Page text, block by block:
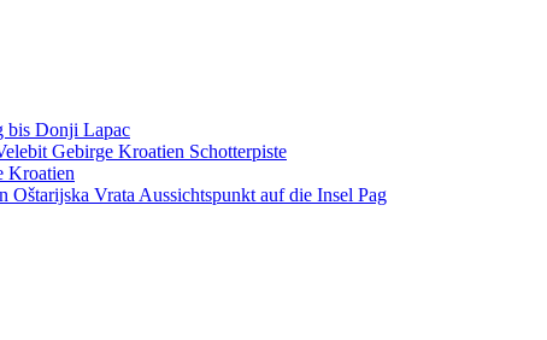
bis Donji Lapac
Gebirge Kroatien Schotterpiste
Kroatien
Vrata Aussichtspunkt auf die Insel Pag